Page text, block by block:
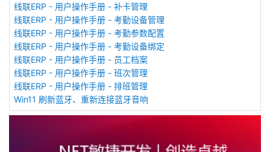
线联ERP - 用户操作手册 - 补卡管理
线联ERP - 用户操作手册 - 考勤设备管理
线联ERP - 用户操作手册 - 考勤参数配置
线联ERP - 用户操作手册 - 考勤设备绑定
线联ERP - 用户操作手册 - 员工档案
线联ERP - 用户操作手册 - 班次管理
线联ERP - 用户操作手册 - 排班管理
Win11 刷新蓝牙、重新连接蓝牙音响